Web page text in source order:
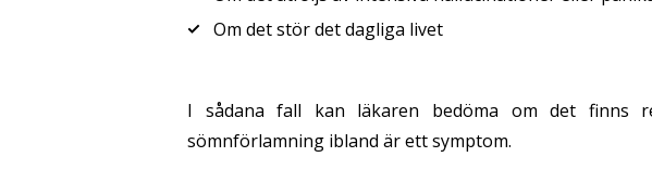
Om det stör det dagliga livet
I sådana fall kan läkaren bedöma om det finns
sömnförlamning ibland är ett symptom.